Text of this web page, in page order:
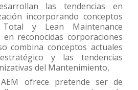
las tendencias en
incorporando conceptos
Total y Lean Maintenance
reconocidas corporaciones
combina conceptos actuales
y las tendencias
del Mantenimiento,
ofrece pretende ser de